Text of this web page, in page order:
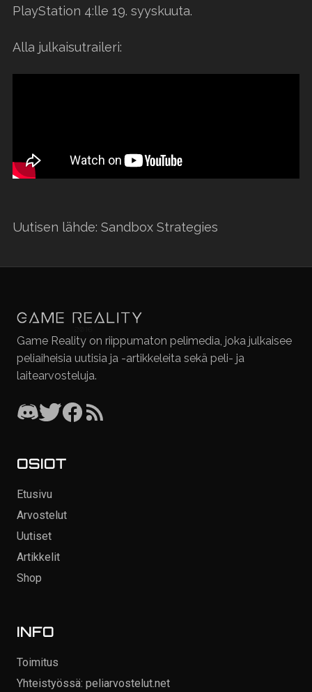
PlayStation 4:lle 19. syyskuuta.
Alla julkaisutraileri:
Uutisen lähde: Sandbox Strategies
Game Reality on riippumaton pelimedia, joka julkaisee
peliaiheisia uutisia ja -artikkeleita sekä peli- ja
laitearvosteluja.
OSIOT
Etusivu
Arvostelut
Uutiset
Artikkelit
Shop
INFO
Toimitus
Yhteistyössä: peliarvostelut.net